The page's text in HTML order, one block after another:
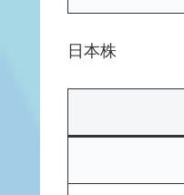
日本株